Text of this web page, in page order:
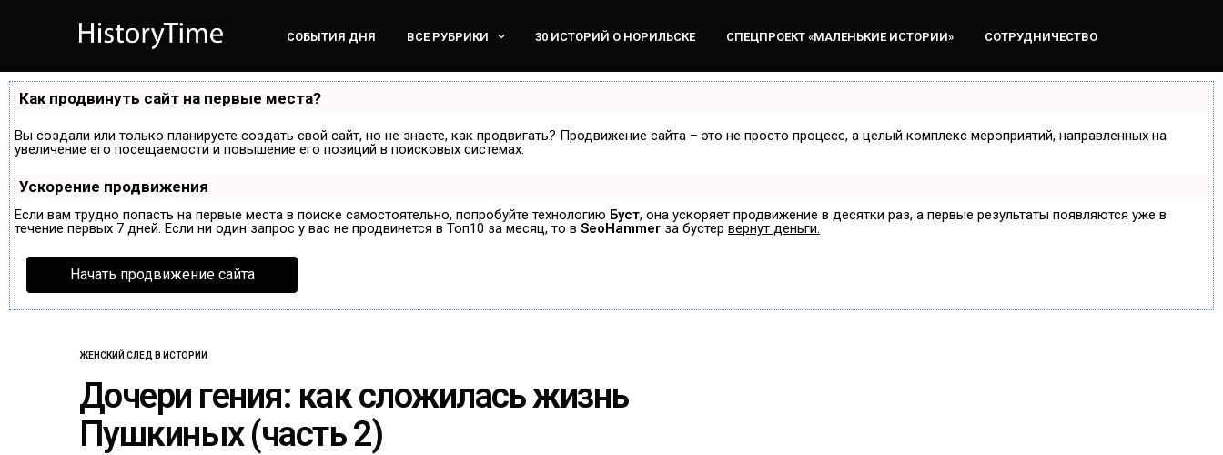
СОБЫТИЯ ДНЯ ВСЕ РУБРИКИ 30 ИСТОРИЙ О НОРИЛЬСКЕ СПЕЦПРОЕКТ «МАЛЕНЬКИЕ ИСТОРИИ» СОТРУДНИЧЕСТВО
Как продвинуть сайт на первые места?
Вы создали или только планируете создать свой сайт, но не знаете, как продвигать? Продвижение сайта – это не просто процесс, а целый комплекс мероприятий, направленных на
увеличение его посещаемости и повышение его позиций в поисковых системах.
Ускорение продвижения
Если вам трудно попасть на первые места в поиске самостоятельно, попробуйте технологию Буст, она ускоряет продвижение в десятки раз, а первые результаты появляются уже в
течение первых 7 дней. Если ни один запрос у вас не продвинется в Топ10 за месяц, то в SeoHammer за бустер вернут деньги.
Начать продвижение сайта
ЖЕНСКИЙ СЛЕД В ИСТОРИИ
Дочери гения: как сложилась жизнь
Пушкиных (часть 2)